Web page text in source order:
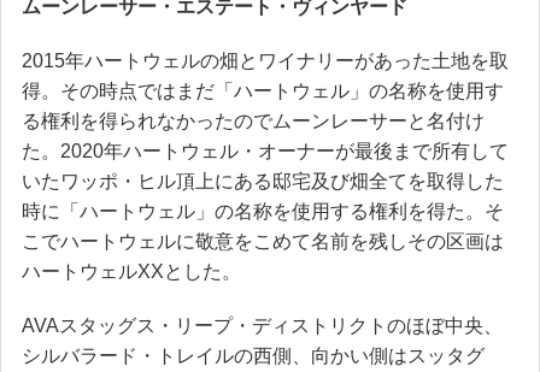
ムーンレーサー・エステート・ヴィンヤード
2015年ハートウェルの畑とワイナリーがあった土地を取
得。その時点ではまだ「ハートウェル」の名称を使用す
る権利を得られなかったのでムーンレーサーと名付け
た。2020年ハートウェル・オーナーが最後まで所有して
いたワッポ・ヒル頂上にある邸宅及び畑全てを取得した
時に「ハートウェル」の名称を使用する権利を得た。そ
こでハートウェルに敬意をこめて名前を残しその区画は
ハートウェルXXとした。
AVAスタッグス・リープ・ディストリクトのほぼ中央、
シルバラード・トレイルの西側、向かい側はスッタグ